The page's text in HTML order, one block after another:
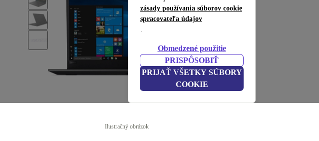
zásady používania súborov cookie
spracovateľa údajov
.
Obmedzené použitie
PRISPÔSOBIŤ
PRIJAŤ VŠETKY SÚBORY
COOKIE
Ilustračný obrázok